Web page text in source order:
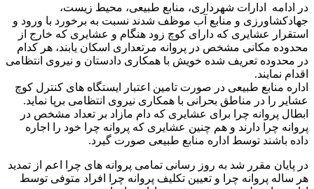
در ادامه ادارات شهرداری، منابع طبیعی، محیط زیست،
جهادکشاورزی و منابع آب موظف شدند نسبت به برخورد با ورود و
استقرار عشایری که دارای کوچ زود هنگام‌ و عشایری که خارج از
محدوده مکانی مشخص در پروانه مرتعداری اسکان یابند، هر کدام
در محدوده تعریف شده خویش با همکاری دادستان و نیروی انتظامی
اقدام نمایند.
اداره منابع طبیعی در صورت تامین اعتبار ایستگاه های کنترل کوچ
عشایر را در مناطق بحرانی با همکاری نیروی انتظامی برپا نماید.
ابطال پروانه چرا برای عشایری که دام مازاد بر تعداد مشخص در
پروانه چرا دارند و هم چنین عشایری که پروانه چرا خود را اجاره
داده باشند توسط اداره منابع طبیعی صورت گیرد.
در پایان مقرر شد به روز رسانی تمامی پروانه های چرا اعم از تمدید
هر ساله پروانه چرا و تعیین تکلیف پروانه چرا افراد متوفی توسط